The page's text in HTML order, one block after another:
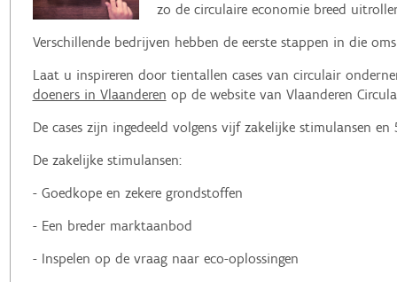
zo de circulaire economie breed
Verschillende bedrijven hebben de eerste stappen in die
Laat u inspireren door tientallen cases van circulair
doeners in Vlaanderen op de website van Vlaanderen
De cases zijn ingedeeld volgens vijf zakelijke stimulansen en
De zakelijke stimulansen:
- Goedkope en zekere grondstoffen
- Een breder marktaanbod
- Inspelen op de vraag naar eco-oplossingen